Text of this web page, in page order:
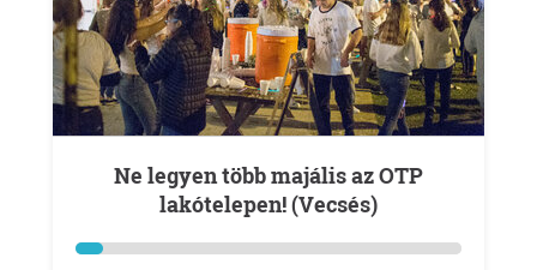
Ne legyen több majális az OTP
lakótelepen! (Vecsés)